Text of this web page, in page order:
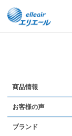
商品情報
お客様の声
ブランド